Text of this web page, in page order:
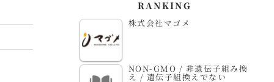
RANKING
株式会社マゴメ
NON-GMO / 非遺伝子組み換
え / 遺伝子組換えでない